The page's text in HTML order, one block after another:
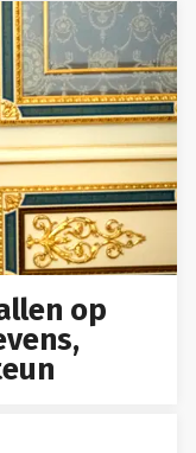
op